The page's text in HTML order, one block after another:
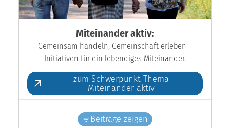
Miteinander aktiv:
Gemeinsam handeln, Gemeinschaft erleben –
Initiativen für ein lebendiges Miteinander.
zum Schwerpunkt-Thema
Miteinander aktiv
Beiträge zeigen